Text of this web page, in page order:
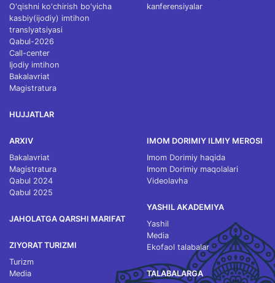
O'qishni ko'chirish bo'yicha
kasbiy(ijodiy) imtihon
translyatsiyasi
Qabul-2026
Call-center
Ijodiy imtihon
Bakalavriat
Magistratura
HUJJATLAR
kanferensiyalar
ARXIV
Bakalavriat
Magistratura
Qabul 2024
Qabul 2025
JAHOLATGA QARSHI MARIFAT
ZIYORAT TURIZMI
Turizm
Media
IMOM DORIMIY ILMIY MEROSI
Imom Dorimiy haqida
Imom Dorimiy maqolalari
Videolavha
YASHIL AKADEMIYA
Yashil
Media
Ekofaol talabalar
TALABALARGA